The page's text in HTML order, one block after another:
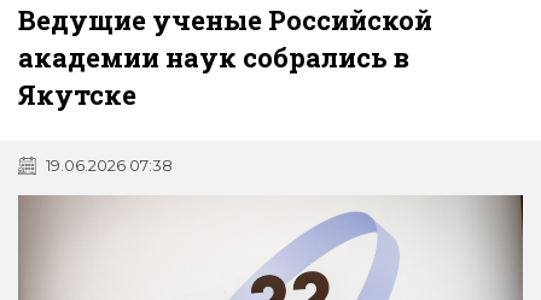
Ведущие ученые Российской
академии наук собрались в
Якутске
19.06.2026 07:38